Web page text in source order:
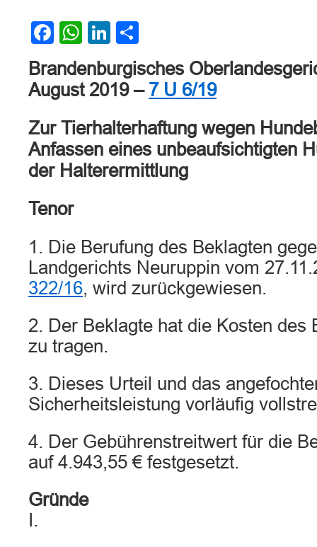
Facebook
WhatsApp
LinkedIn
Brandenburgisches
August 2019 – 7 U 6/19
Zur Tierhalterhaftung wegen
Anfassen eines unbeaufsichtigten
der Halterermittlung
Tenor
1. Die Berufung des Beklagten
Landgerichts Neuruppin vom
322/16, wird zurückgewiesen.
2. Der Beklagte hat die Kosten des
zu tragen.
3. Dieses Urteil und das
Sicherheitsleistung vorläufig
4. Der Gebührenstreitwert für die
auf 4.943,55 € festgesetzt.
Gründe
I.